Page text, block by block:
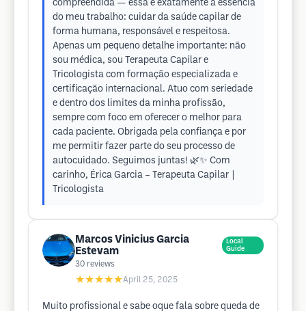
compreendida — essa é exatamente a essência
do meu trabalho: cuidar da saúde capilar de
forma humana, responsável e respeitosa.
Apenas um pequeno detalhe importante: não
sou médica, sou Terapeuta Capilar e
Tricologista com formação especializada e
certificação internacional. Atuo com seriedade
e dentro dos limites da minha profissão,
sempre com foco em oferecer o melhor para
cada paciente. Obrigada pela confiança e por
me permitir fazer parte do seu processo de
autocuidado. Seguimos juntas! 🌿✨ Com
carinho, Érica Garcia – Terapeuta Capilar |
Tricologista
Marcos Vinicius Garcia
Estevam
Local
Guide
30 reviews
★★★★★April 25, 2025
Muito profissional e sabe oque fala sobre queda de